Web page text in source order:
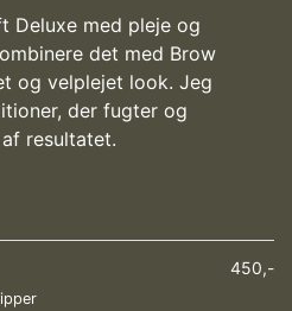
Deluxe med pleje og
det med Brow
og velplejet look. Jeg
der fugter og
resultatet.
450,-